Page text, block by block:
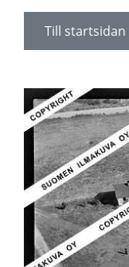
Till startsidan